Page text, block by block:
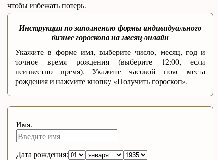
чтобы избежать потерь.
Инструкция по заполнению формы индивидуального
бизнес гороскопа на месяц онлайн
Укажите в форме имя, выберите число, месяц, год и
точное время рождения (выберите 12:00, если
неизвестно время). Укажите часовой пояс места
рождения и нажмите кнопку «Получить гороскоп».
Имя:
Дата рождения: